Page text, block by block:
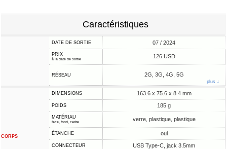
Caractéristiques
DATE DE SORTIE 07 / 2024
PRIX
à la date de sortie 126 USD
RÉSEAU 2G, 3G, 4G, 5G
plus ↓
CORPS
DIMENSIONS 163.6 x 75.6 x 8.4 mm
POIDS 185 g
MATÉRIAU
face, fond, cadre verre, plastique, plastique
ÉTANCHE oui
CONNECTEUR USB Type-C, jack 3.5mm